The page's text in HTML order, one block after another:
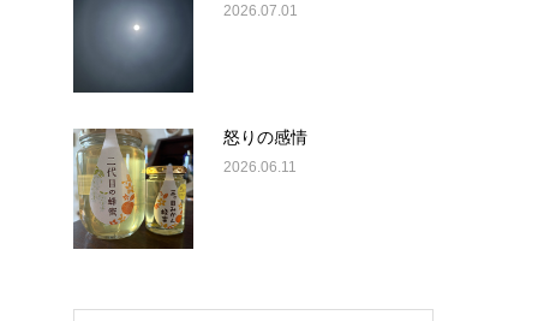
2026.07.01
怒りの感情
2026.06.11